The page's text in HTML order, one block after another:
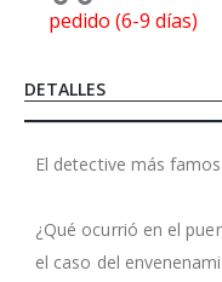
pedido (6-9 días)
DETALLES
El detective más
¿Qué ocurrió en el
el caso del